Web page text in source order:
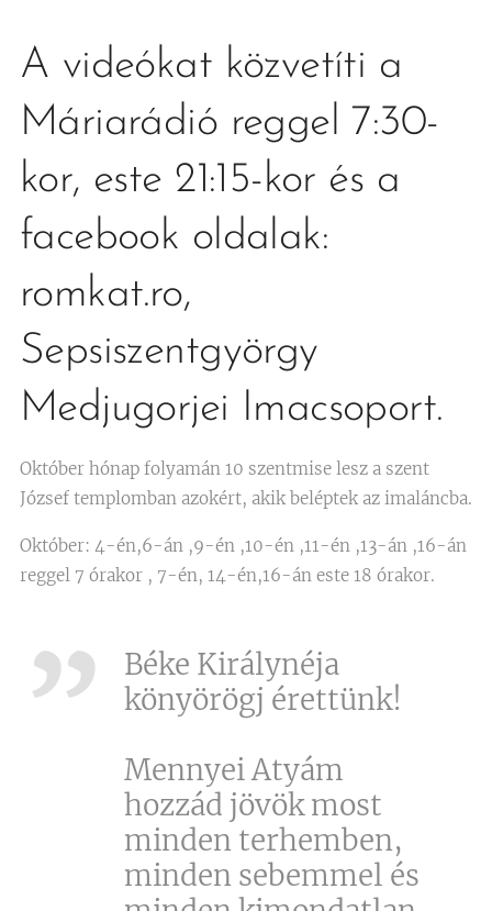
A videókat közvetíti a
Máriarádió reggel 7:30-
kor, este 21:15-kor és a
facebook oldalak:
romkat.ro,
Sepsiszentgyörgy
Medjugorjei Imacsoport.
Október hónap folyamán 10 szentmise lesz a szent
József templomban azokért, akik beléptek az imaláncba.
Október: 4-én,6-án ,9-én ,10-én ,11-én ,13-án ,16-án
reggel 7 órakor , 7-én, 14-én,16-án este 18 órakor.
Béke Királynéja
könyörögj érettünk!
Mennyei Atyám
hozzád jövök most
minden terhemben,
minden sebemmel és